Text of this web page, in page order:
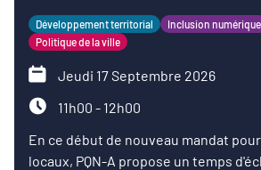
pour démarrer le mandat
Développement territorial
Inclusion numérique
Politique de la ville
Jeudi 17 Septembre 2026
11h00 - 12h00
En ce début de nouveau mandat
locaux, PQN-A propose un temps